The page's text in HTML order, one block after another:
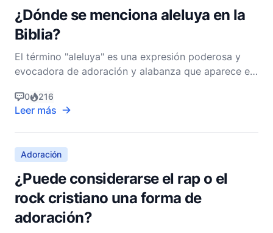
¿Dónde se menciona aleluya en la
Biblia?
El término "aleluya" es una expresión poderosa y
evocadora de adoración y alabanza que aparece en
palabras hebreas "halal," que significa "alabar," y
"Yah," una forma abreviada de "Yahweh," el término
literalmente se traduce como "Alabado sea e
0 216
Leer más
Adoración
¿Puede considerarse el rap o el
rock cristiano una forma de
adoración?